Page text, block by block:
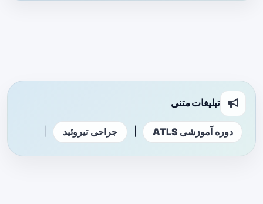
تبلیغات متنی
دوره آموزشی ATLS جراحی تیروئید